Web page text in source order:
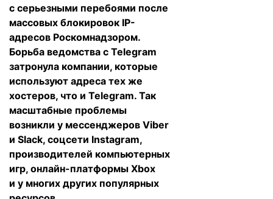
с серьезными перебоями после
массовых блокировок IP-
адресов Роскомнадзором.
Борьба ведомства с Telegram
затронула компании, которые
используют адреса тех же
хостеров, что и Telegram. Так
масштабные проблемы
возникли у мессенджеров Viber
и Slack, соцсети Instagram,
производителей компьютерных
игр, онлайн-платформы Xbox
и у многих других популярных